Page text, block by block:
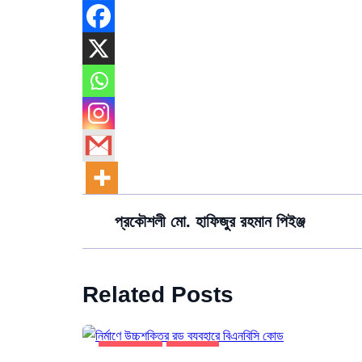
প্রকৌশলী মো. হাফিজুর রহমান পিইঞ্জ
Related Posts